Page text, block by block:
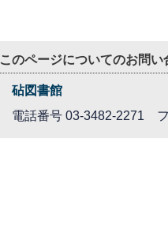
このページについてのお問い
砧図書館
電話番号 03-3482-2271